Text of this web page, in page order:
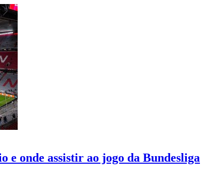
onde assistir ao jogo da Bundesliga